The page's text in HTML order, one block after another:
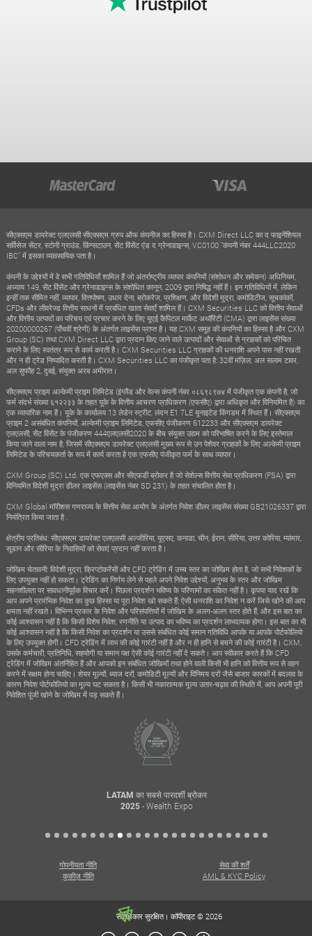
सीएक्सएम डायरेक्ट एलएलसी सीएक्सएम ग्रुप ऑफ कंपनीज का हिस्सा है। CXM Direct LLC का द फाइनेंशियल
सर्विसेज सेंटर, स्टोनी ग्राउंड, किंग्सटाउन, सेंट विंसेंट एंड द ग्रेनाडाइन्स, VC0100 "कंपनी नंबर 444LLC2020
IBC" में इसका व्यावसायिक पता है।
कंपनी के उद्देश्यों में वे सभी गतिविधियाँ शामिल हैं जो अंतर्राष्ट्रीय व्यापार कंपनियों (संशोधन और समेकन) अधिनियम,
अध्याय 149, सेंट विंसेंट और ग्रेनाडाइन्स के संशोधित कानून, 2009 द्वारा निषिद्ध नहीं हैं। इन गतिविधियों में, लेकिन
इन्हीं तक सीमित नहीं, व्यापार, वित्तपोषण, उधार देना, ब्रोकरेज, प्रशिक्षण, और विदेशी मुद्रा, कमोडिटीज, सूचकांकों,
CFDs और लीवरेज्ड वित्तीय साधनों में प्रबंधित खाता सेवाएँ शामिल हैं। CXM Securities LLC को वित्तीय सेवाओं
और वित्तीय उत्पादों का परिचय एवं प्रचार करने के लिए यूएई कैपिटल मार्केट अथॉरिटी (CMA) द्वारा लाइसेंस संख्या
20200000267 (पाँचवीं श्रेणी) के अंतर्गत लाइसेंस प्राप्त है। यह CXM समूह की कंपनियों का हिस्सा है और CXM
Group (SC) तथा CXM Direct LLC द्वारा प्रदान किए जाने वाले उत्पादों और सेवाओं से ग्राहकों को परिचित
कराने के लिए स्वतंत्र रूप से कार्य करती है। CXM Securities LLC ग्राहकों की धनराशि अपने पास नहीं रखती
और न ही ट्रेड निष्पादित करती है। CXM Securities LLC का पंजीकृत पता है: 32वीं मंज़िल, अल सलाम टावर,
अल सुफौह 2, दुबई, संयुक्त अरब अमीरात।
सीएक्सएम प्राइम अल्केमी प्राइम लिमिटेड (इंग्लैंड और वेल्स कंपनी नंबर ०८६९८९७४ में पंजीकृत एक कंपनी है, जो
फर्म संदर्भ संख्या ६१२२३३ के तहत यूके के वित्तीय आचरण प्राधिकरण (एफसीए) द्वारा अधिकृत और विनियमित है) का
एक व्यापारिक नाम है। यूके के कार्यालय 13 लेडेन स्ट्रीट, लंदन E1 7LE यूनाइटेड किंगडम में स्थित हैं। सीएक्सएम
प्राइम 2 असंबंधित कंपनियों, अल्केमी प्राइम लिमिटेड, एफसीए पंजीकरण 612233 और सीएक्सएम डायरेक्ट
एलएलसी, सेंट विंसेंट के पंजीकरण 444एलएलसी2020 के बीच संयुक्त उद्यम को परिभाषित करने के लिए इस्तेमाल
किया जाने वाला नाम है, जिसमें सीएक्सएम डायरेक्ट एलएलसी मुख्य रूप से उन पेशेवर ग्राहकों के लिए अल्केमी प्राइम
लिमिटेड के परिचयकर्ता के रूप में कार्य करता है एक एफसीए पंजीकृत फर्म के साथ व्यापार।
CXM Group (SC) Ltd. एक एफएक्स और सीएफडी ब्रोकर है जो सेशेल्स वित्तीय सेवा प्राधिकरण (FSA) द्वारा
विनियमित विदेशी मुद्रा डीलर लाइसेंस (लाइसेंस नंबर SD 231) के तहत संचालित होता है।
CXM Global मॉरीशस गणराज्य के वित्तीय सेवा आयोग के अंतर्गत निवेश डीलर लाइसेंस संख्या GB21026337 द्वारा
नियंत्रित किया जाता है .
क्षेत्रीय प्रतिबंध: सीएक्सएम डायरेक्ट एलएलसी अल्जीरिया, यूएसए, कनाडा, चीन, ईरान, सीरिया, उत्तर कोरिया, म्यांमार,
सूडान और सीरिया के निवासियों को सेवाएं प्रदान नहीं करता है।
जोखिम चेतावनी: विदेशी मुद्रा, क्रिप्टोकरेंसी और CFD ट्रेडिंग में उच्च स्तर का जोखिम होता है, जो सभी निवेशकों के
लिए उपयुक्त नहीं हो सकता। ट्रेडिंग का निर्णय लेने से पहले अपने निवेश उद्देश्यों, अनुभव के स्तर और जोखिम
सहनशीलता पर सावधानीपूर्वक विचार करें। पिछला प्रदर्शन भविष्य के परिणामों का संकेत नहीं है। कृपया याद रखें कि
आप अपने प्रारंभिक निवेश का कुछ हिस्सा या पूरा निवेश खो सकते हैं; ऐसी धनराशि का निवेश न करें जिसे खोने की आप
क्षमता नहीं रखते। विभिन्न प्रकार के निवेश और परिसंपत्तियों में जोखिम के अलग-अलग स्तर होते हैं, और इस बात का
कोई आश्वासन नहीं है कि किसी विशेष निवेश, रणनीति या उत्पाद का भविष्य का प्रदर्शन लाभदायक होगा। इस बात का भी
कोई आश्वासन नहीं है कि किसी निवेश का प्रदर्शन या उससे संबंधित कोई समान गतिविधि आपके या आपके पोर्टफोलियो
के लिए उपयुक्त होगी। CFD ट्रेडिंग में लाभ की कोई गारंटी नहीं है और न ही हानि से बचने की कोई गारंटी है। CXM,
उसके कर्मचारी, प्रतिनिधि, सहयोगी या समान पक्ष ऐसी कोई गारंटी नहीं दे सकते। आप स्वीकार करते हैं कि CFD
ट्रेडिंग में जोखिम अंतर्निहित हैं और आपको इन संबंधित जोखिमों तथा होने वाली किसी भी हानि को वित्तीय रूप से वहन
करने में सक्षम होना चाहिए। शेयर मूल्यों, ब्याज दरों, कमोडिटी मूल्यों और विनिमय दरों जैसे बाजार कारकों में बदलाव के
कारण निवेश पोर्टफोलियो का मूल्य घट सकता है। किसी भी नकारात्मक मूल्य उतार-चढ़ाव की स्थिति में, आप अपनी पूरी
निवेशित पूंजी खोने के जोखिम में पड़ सकते हैं।
LATAM का सबसे पारदर्शी ब्रोकर
2025- Wealth Expo
गोपनीयता नीति
सेवा की शर्तें
कुकीज़ नीति
AML & KYC Policy
सर्वाधिकार सुरक्षित। कॉपीराइट © 2026